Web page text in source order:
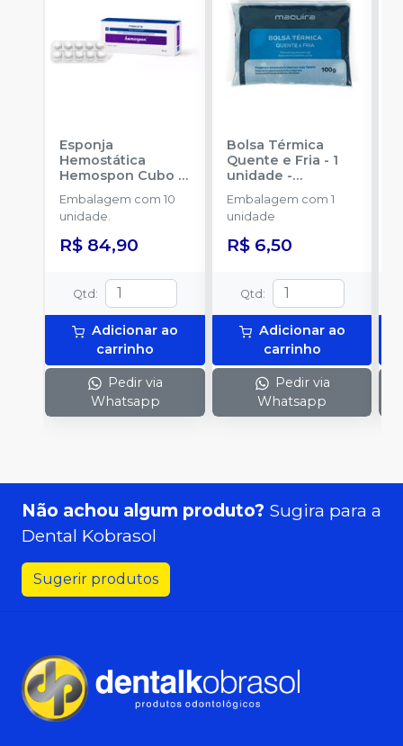
Esponja
Hemostática
Hemospon Cubo -
10 unidades
MAQUIRA
Embalagem com 10
unidade.
R$ 84,90
Qtd :
Adicionar ao
carrinho
Pedir via
Whatsapp
Bolsa Térmica
Quente e Fria - 1
unidade -
MAQUIRA
Embalagem com 1
unidade
R$ 6,50
Qtd :
Adicionar ao
carrinho
Pedir via
Whatsapp
Não achou algum produto? Sugira para a
Dental Kobrasol
Sugerir produtos